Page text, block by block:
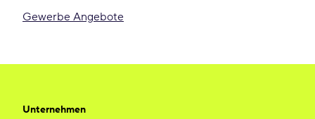
Gewerbe Angebote
Unternehmen